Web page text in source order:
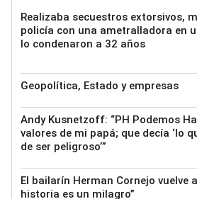
Realizaba secuestros extorsivos,
policía con una ametralladora en
lo condenaron a 32 años
Geopolítica, Estado y empresas
Andy Kusnetzoff: “PH Podemos
valores de mi papá; que decía ‘lo
de ser peligroso’”
El bailarín Herman Cornejo vuelve
historia es un milagro”